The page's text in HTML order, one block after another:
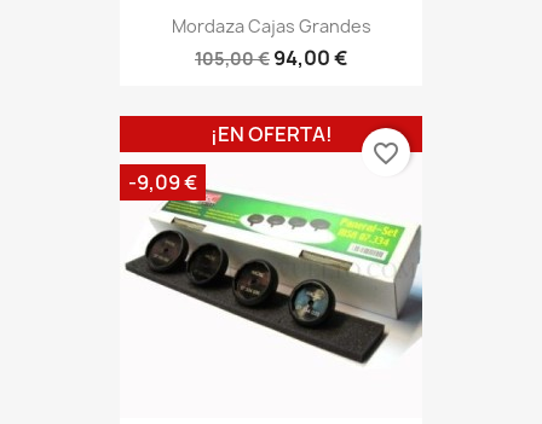
Mordaza Cajas Grandes
105,00 € 94,00 €
¡EN OFERTA!
-9,09 €
favorite_border